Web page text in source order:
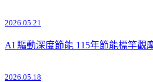
2026.05.21
AI 驅動深度節能 115年節能標竿觀
2026.05.18